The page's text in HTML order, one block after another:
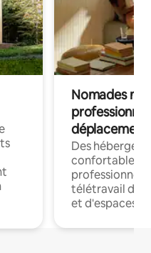
Nomades
déplacement
Des
confortables
professionnels
télétravail
et d'espaces